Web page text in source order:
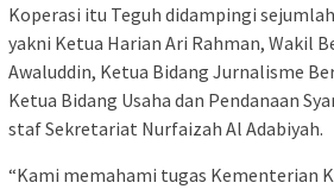
Koperasi itu Teguh didampingi
yakni Ketua Harian Ari Rahman, Wakil
Awaluddin, Ketua Bidang Jurnalisme
Ketua Bidang Usaha dan Pendanaan
staf Sekretariat Nurfaizah Al Adabiyah.
“Kami memahami tugas Kementerian